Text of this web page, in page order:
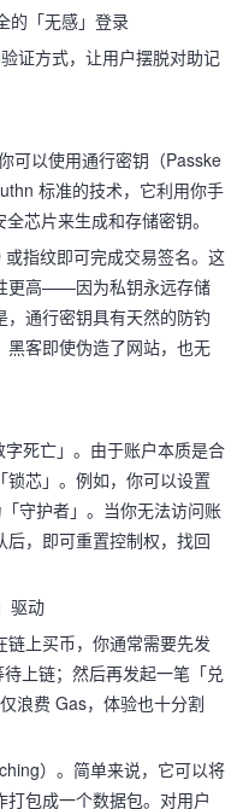
的「无感」登录
证方式，让用户摆脱对助记
可以使用通行密钥（Passke
标准的技术，它利用你手
芯片来生成和存储密钥。
指纹即可完成交易签名。这
更高——因为私钥永远存储
通行密钥具有天然的防钓
黑客即使伪造了网站，也无
死亡」。由于账户本质是合
芯」。例如，你可以设置
守护者」。当你无法访问账
，即可重置控制权，找回
驱动
上买币，你通常需要先发
上链；然后再发起一笔「兑
浪费 Gas，体验也十分割
）。简单来说，它可以将
打包成一个数据包。对用户